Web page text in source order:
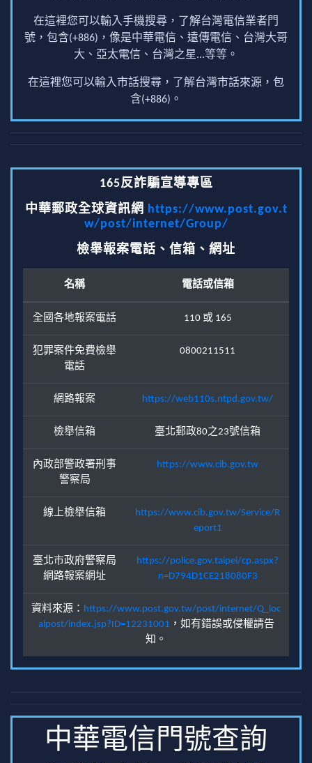
在這裡您可以輸入手機搜尋，了解台灣電信業者門
號，包含(+886)，像是中華電信、遠傳電信、台灣大哥
大、亞太電信、台灣之星...等等。
在這裡您可以輸入市話搜尋，了解台灣市話來源，包
含(+886)。
165反詐騙宣導專區
中華郵政全球資訊網 https://www.post.gov.t
w/post/internet/Group/
檢舉報案電話、信箱、網址
名稱 電話或信箱
全國各地報案電話 110 或 165
犯罪案件免費檢舉
電話
0800211511
網路報案 https://web110s.ntpd.gov.tw/
檢舉信箱 臺北郵政80之23號信箱
內政部警政署刑事
警察局
https://www.cib.gov.tw
線上檢舉信箱
https://www.cib.gov.tw/Service/R
eport1
臺北市政府警察局
網路報案網址
https://police.gov.taipei/cp.aspx?
n=D794D1CE218080F3
資料來源： https://www.post.gov.tw/post/internet/Q_loc
alpost/index.jsp?ID=12231001 ，如有錯誤或侵權請告
知。
中華電信門號查詢